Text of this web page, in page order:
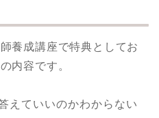
養成講座で特典としてお
内容です。
えていいのかわからない